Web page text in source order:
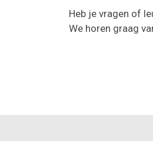
Heb je vragen of
We horen graag